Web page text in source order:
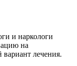
и наркологи
на
лечения.